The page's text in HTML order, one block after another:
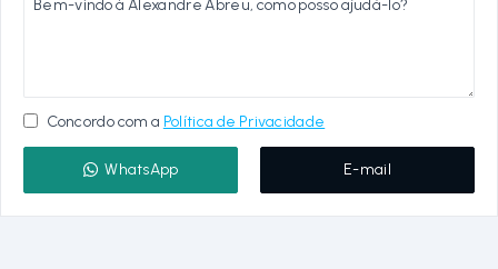
Concordo com a Política de Privacidade
WhatsApp E-mail